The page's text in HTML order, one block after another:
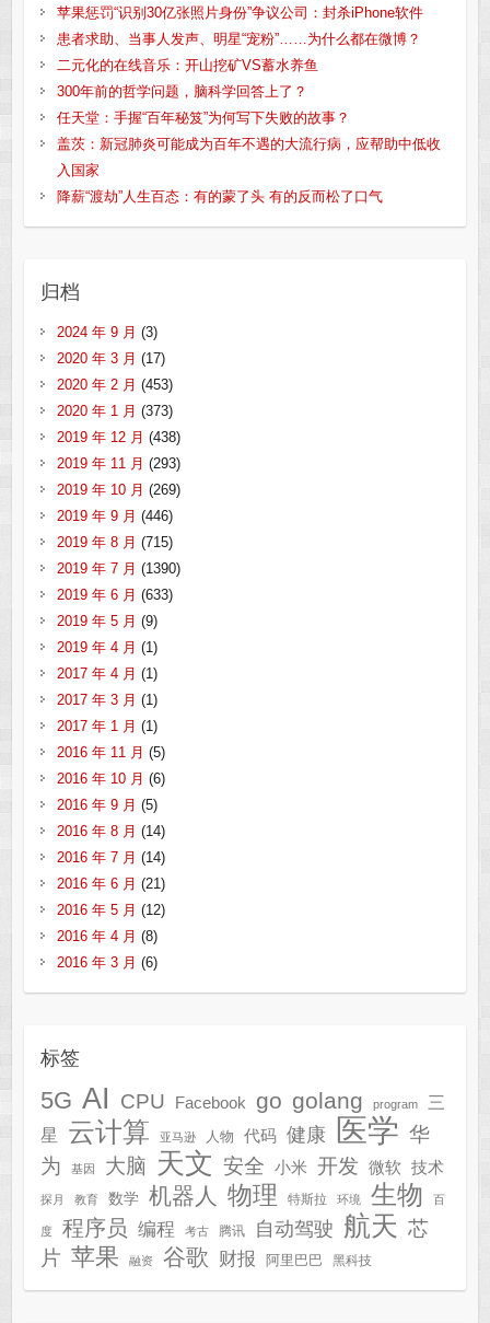
苹果惩罚“识别30亿张照片身份”争议公司：封杀iPhone软件
患者求助、当事人发声、明星“宠粉”……为什么都在微博？
二元化的在线音乐：开山挖矿VS蓄水养鱼
300年前的哲学问题，脑科学回答上了？
任天堂：手握“百年秘笈”为何写下失败的故事？
盖茨：新冠肺炎可能成为百年不遇的大流行病，应帮助中低收
入国家
降薪“渡劫”人生百态：有的蒙了头 有的反而松了口气
归档
2024 年 9 月 (3)
2020 年 3 月 (17)
2020 年 2 月 (453)
2020 年 1 月 (373)
2019 年 12 月 (438)
2019 年 11 月 (293)
2019 年 10 月 (269)
2019 年 9 月 (446)
2019 年 8 月 (715)
2019 年 7 月 (1390)
2019 年 6 月 (633)
2019 年 5 月 (9)
2019 年 4 月 (1)
2017 年 4 月 (1)
2017 年 3 月 (1)
2017 年 1 月 (1)
2016 年 11 月 (5)
2016 年 10 月 (6)
2016 年 9 月 (5)
2016 年 8 月 (14)
2016 年 7 月 (14)
2016 年 6 月 (21)
2016 年 5 月 (12)
2016 年 4 月 (8)
2016 年 3 月 (6)
标签
5G AI CPU Facebook go golang program
三
星
云计算 亚马逊 人物 代码 健康 医学 华
为
基因 大脑 天文 安全 小米 开发 微软 技术
探月 教育 数学 机器人 物理 特斯拉 环境 生物 百
度 程序员 编程 考古 腾讯 自动驾驶 航天 芯
片 苹果 融资 谷歌 财报 阿里巴巴 黑科技